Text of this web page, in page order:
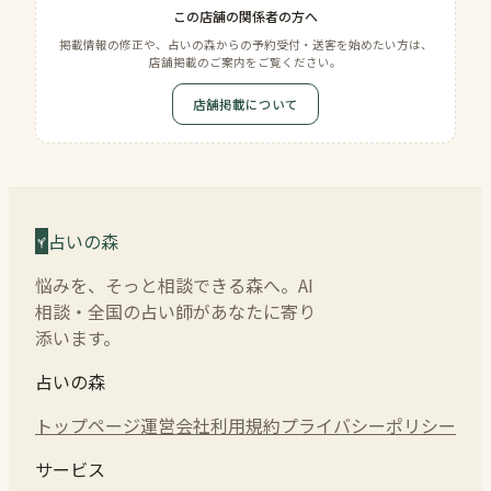
この店舗の関係者の方へ
掲載情報の修正や、占いの森からの予約受付・送客を始めたい方は、
店舗掲載のご案内をご覧ください。
店舗掲載について
占いの森
悩みを、そっと相談できる森へ。AI
相談・全国の占い師があなたに寄り
添います。
占いの森
トップページ運営会社利用規約プライバシーポリシー
サービス